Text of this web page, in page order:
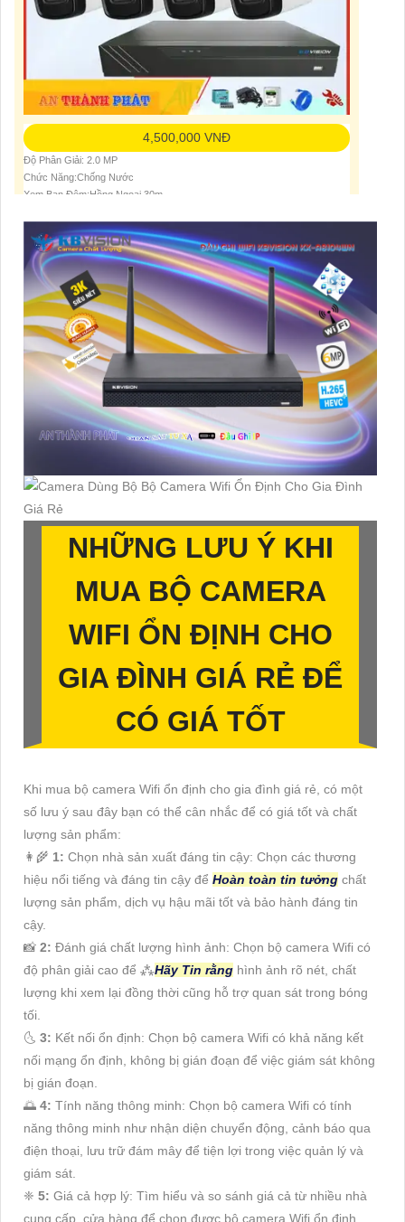
4,500,000 VNĐ
Độ Phân Giải: 2.0 MP
Chức Năng:Chống Nước
Xem Ban Đêm:Hồng Ngoại 30m
NHỮNG LƯU Ý KHI
MUA BỘ CAMERA
WIFI ỔN ĐỊNH CHO
GIA ĐÌNH GIÁ RẺ ĐỂ
CÓ GIÁ TỐT
Khi mua bộ camera Wifi ổn định cho gia đình giá rẻ, có một
số lưu ý sau đây bạn có thể cân nhắc để có giá tốt và chất
lượng sản phẩm:
👩‍🌾 1: Chọn nhà sản xuất đáng tin cậy: Chọn các thương
hiệu nổi tiếng và đáng tin cậy để Hoàn toàn tin tưởng chất
lượng sản phẩm, dịch vụ hậu mãi tốt và bảo hành đáng tin
cậy.
📸 2: Đánh giá chất lượng hình ảnh: Chọn bộ camera Wifi có
độ phân giải cao để ⁂Hãy Tin rằng hình ảnh rõ nét, chất
lượng khi xem lại đồng thời cũng hỗ trợ quan sát trong bóng
tối.
🌜 3: Kết nối ổn định: Chọn bộ camera Wifi có khả năng kết
nối mạng ổn định, không bị gián đoạn để việc giám sát không
bị gián đoạn.
🌅 4: Tính năng thông minh: Chọn bộ camera Wifi có tính
năng thông minh như nhận diện chuyển động, cảnh báo qua
điện thoại, lưu trữ đám mây để tiện lợi trong việc quản lý và
giám sát.
❈ 5: Giá cả hợp lý: Tìm hiểu và so sánh giá cả từ nhiều nhà
cung cấp, cửa hàng để chọn được bộ camera Wifi ổn định,